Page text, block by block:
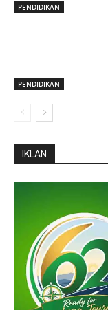
PENDIDIKAN
PENDIDIKAN
IKLAN